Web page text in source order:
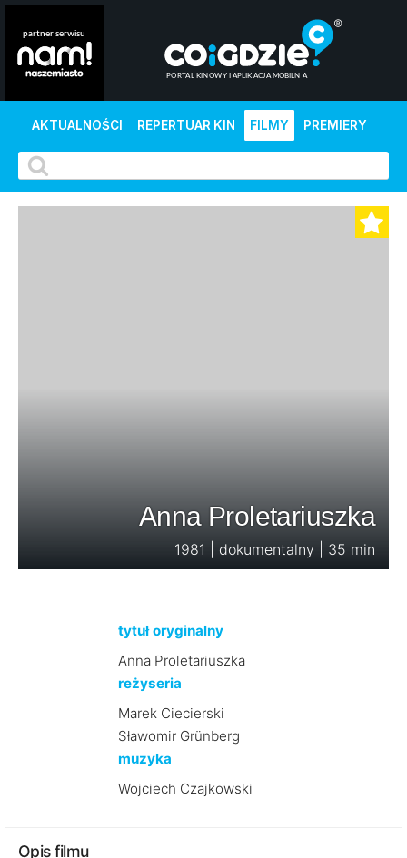
AKTUALNOŚCI REPERTUAR KIN FILMY PREMIERY
Anna Proletariuszka
1981 | dokumentalny | 35 min
tytuł oryginalny
Anna Proletariuszka
reżyseria
Marek Ciecierski
Sławomir Grünberg
muzyka
Wojciech Czajkowski
Opis filmu